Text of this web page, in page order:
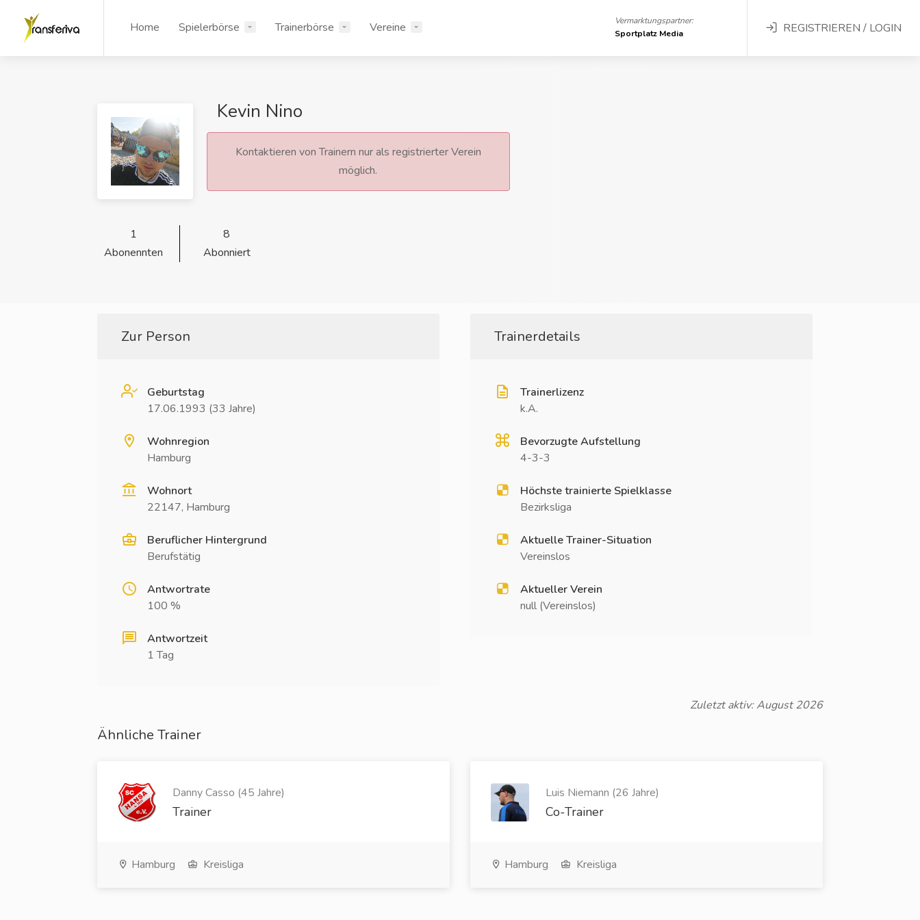
Home Spielerbörse Trainerbörse Vereine
Vermarktungspartner:
Sportplatz Media
REGISTRIEREN / LOGIN
Kevin Nino
Kontaktieren von Trainern nur als registrierter Verein
möglich.
1
Abonennten
8
Abonniert
Zur Person
Geburtstag
17.06.1993 (33 Jahre)
Wohnregion
Hamburg
Wohnort
22147, Hamburg
Beruflicher Hintergrund
Berufstätig
Antwortrate
100 %
Antwortzeit
1 Tag
Trainerdetails
Trainerlizenz
k.A.
Bevorzugte Aufstellung
4-3-3
Höchste trainierte Spielklasse
Bezirksliga
Aktuelle Trainer-Situation
Vereinslos
Aktueller Verein
null (Vereinslos)
Zuletzt aktiv: August 2026
Ähnliche Trainer
Danny Casso (45 Jahre)
Trainer
Hamburg Kreisliga
Luis Niemann (26 Jahre)
Co-Trainer
Hamburg Kreisliga